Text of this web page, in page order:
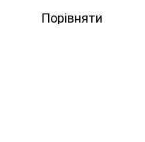
Порівняти